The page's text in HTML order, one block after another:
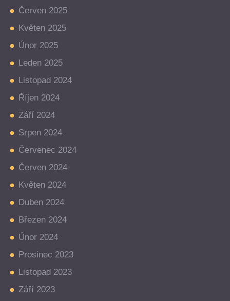
Červen 2025
Květen 2025
Únor 2025
Leden 2025
Listopad 2024
Říjen 2024
Září 2024
Srpen 2024
Červenec 2024
Červen 2024
Květen 2024
Duben 2024
Březen 2024
Únor 2024
Prosinec 2023
Listopad 2023
Září 2023